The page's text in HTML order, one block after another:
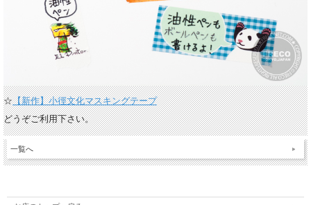
☆【新作】小徑文化マスキングテープ
どうぞご利用下さい。
一覧へ